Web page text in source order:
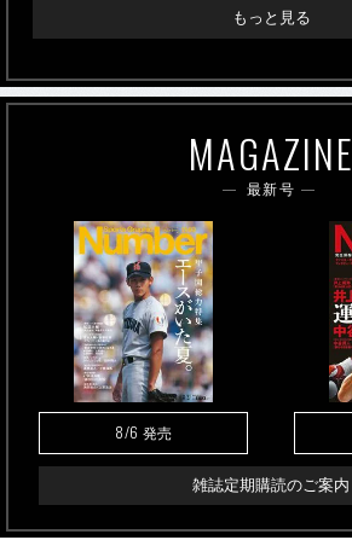
もっと見る
MAGAZINE
最新号
8/6 発売
雑誌定期購読のご案内